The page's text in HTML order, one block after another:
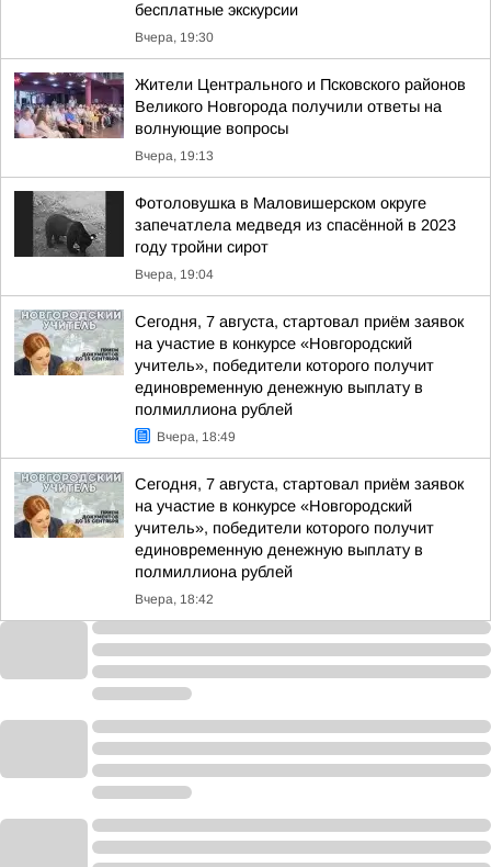
бесплатные экскурсии
Вчера, 19:30
Жители Центрального и Псковского районов
Великого Новгорода получили ответы на
волнующие вопросы
Вчера, 19:13
Фотоловушка в Маловишерском округе
запечатлела медведя из спасённой в 2023
году тройни сирот
Вчера, 19:04
Сегодня, 7 августа, стартовал приём заявок
на участие в конкурсе «Новгородский
учитель», победители которого получит
единовременную денежную выплату в
полмиллиона рублей
Вчера, 18:49
Сегодня, 7 августа, стартовал приём заявок
на участие в конкурсе «Новгородский
учитель», победители которого получит
единовременную денежную выплату в
полмиллиона рублей
Вчера, 18:42